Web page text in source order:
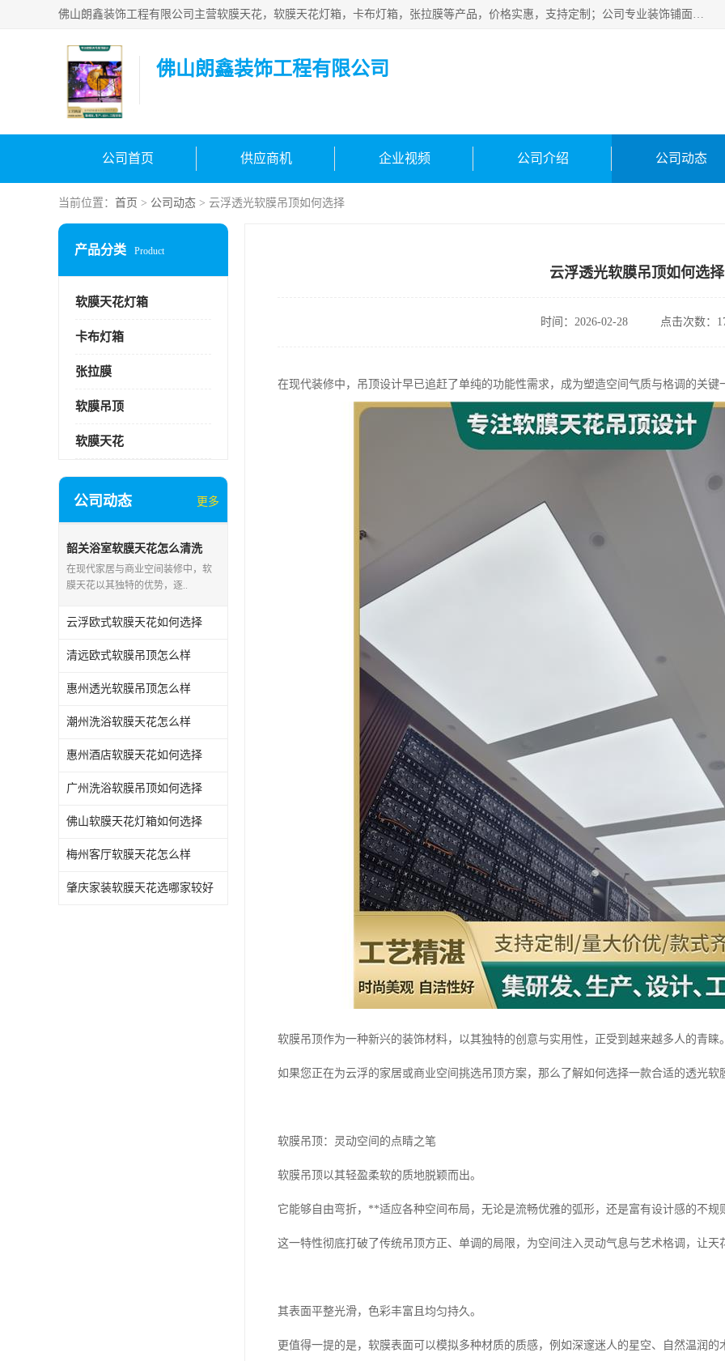
佛山朗鑫装饰工程有限公司主营软膜天花，软膜天花灯箱，卡布灯箱，张拉膜等产品，价格实惠，支持定制；公司专业装饰铺面，家居，会展特装，软膜等工程，技能精良人员，安装快、价格合理，质量保证、热诚与各方有识人士合作，欢迎新老客户来电咨询。
佛山朗鑫装饰工程有限公司
公司首页 供应商机 企业视频 公司介绍 公司动态
当前位置： 首页 > 公司动态 > 云浮透光软膜吊顶如何选择
产品分类 Product
软膜天花灯箱
卡布灯箱
张拉膜
软膜吊顶
软膜天花
公司动态 更多
韶关浴室软膜天花怎么清洗
在现代家居与商业空间装修中，软
膜天花以其独特的优势，逐..
云浮欧式软膜天花如何选择
清远欧式软膜吊顶怎么样
惠州透光软膜吊顶怎么样
潮州洗浴软膜天花怎么样
惠州酒店软膜天花如何选择
广州洗浴软膜吊顶如何选择
佛山软膜天花灯箱如何选择
梅州客厅软膜天花怎么样
肇庆家装软膜天花选哪家较好
云浮透光软膜吊顶如何选择
时间：2026-02-28 点击次数：
在现代装修中，吊顶设计早已追赶了单纯的功能性需求，成为塑造空间气质与格调的关键
软膜吊顶作为一种新兴的装饰材料，以其独特的创意与实用性，正受到越来越多人的青睐
如果您正在为云浮的家居或商业空间挑选吊顶方案，那么了解如何选择一款合适的透光
软膜吊顶：灵动空间的点睛之笔
软膜吊顶以其轻盈柔软的质地脱颖而出。
它能够自由弯折，**适应各种空间布局，无论是流畅优雅的弧形，还是富有设计感的不规
这一特性彻底打破了传统吊顶方正、单调的局限，为空间注入灵动气息与艺术格调，让天
其表面平整光滑，色彩丰富且均匀持久。
更值得一提的是，软膜表面可以模拟多种材质的质感，例如深邃迷人的星空、自然温润